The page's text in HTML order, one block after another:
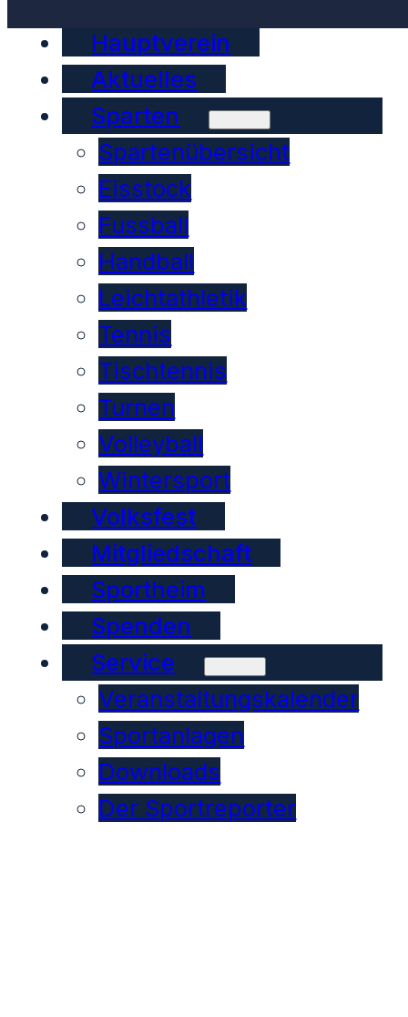
Hauptverein
Aktuelles
Sparten
Spartenübersicht
Eisstock
Fussball
Handball
Leichtathletik
Tennis
Tischtennis
Turnen
Volleyball
Wintersport
Volksfest
Mitgliedschaft
Sportheim
Spenden
Service
Veranstaltungskalender
Sportanlagen
Downloads
Der Sportreporter